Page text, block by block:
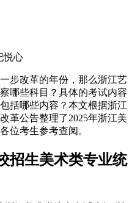
悦心
步改革的年份，那么浙江艺
哪些科目？具体的考试内容
括哪些内容？本文根据浙江
革公告整理了2025年浙江美
位考生参考查阅。
招生美术类专业统